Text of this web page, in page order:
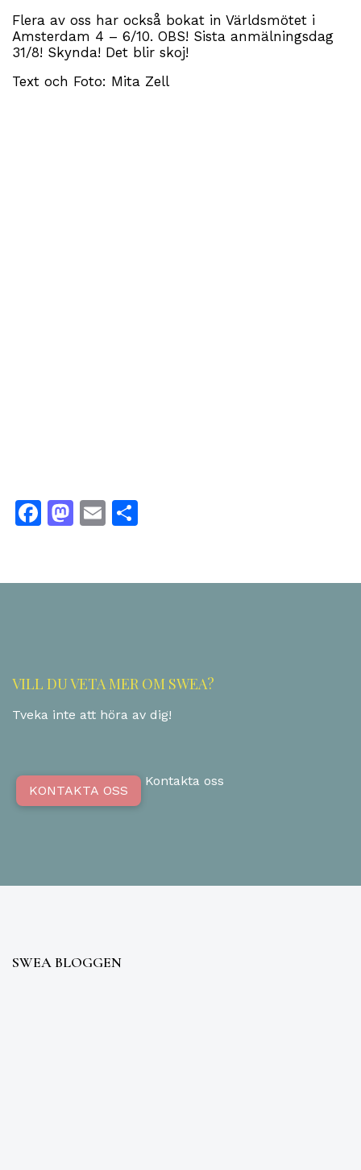
Flera av oss har också bokat in Världsmötet i
Amsterdam 4 – 6/10. OBS! Sista anmälningsdag
31/8! Skynda! Det blir skoj!
Text och Foto: Mita Zell
Facebook
Mastodon
Email
VILL DU VETA MER OM SWEA?
Tveka inte att höra av dig!
KONTAKTA OSS
Kontakta oss
SWEA BLOGGEN